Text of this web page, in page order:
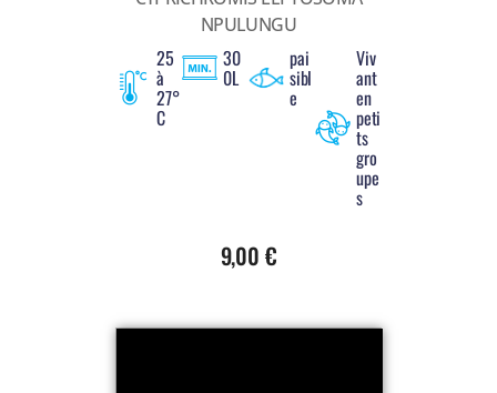
NPULUNGU
25
à
27°
C
30
0L
pai
sibl
e
Viv
ant
en
peti
ts
gro
upe
s
9,00 €